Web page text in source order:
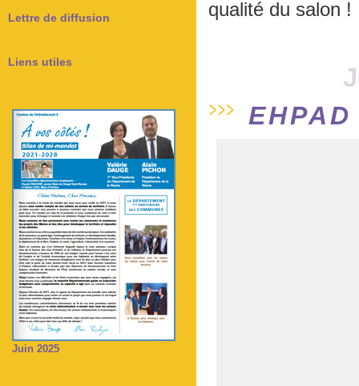
Lettre de diffusion
Liens utiles
Juin 2025
qualité du salon !